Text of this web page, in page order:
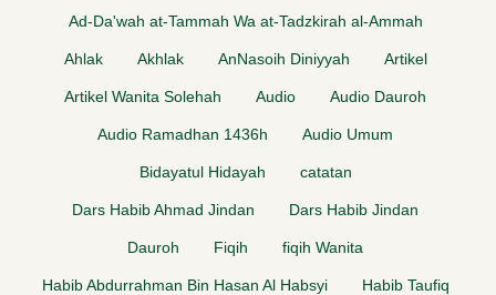
Ad-Da'wah at-Tammah Wa at-Tadzkirah al-Ammah
Ahlak Akhlak AnNasoih Diniyyah Artikel
Artikel Wanita Solehah Audio Audio Dauroh
Audio Ramadhan 1436h Audio Umum
Bidayatul Hidayah catatan
Dars Habib Ahmad Jindan Dars Habib Jindan
Dauroh Fiqih fiqih Wanita
Habib Abdurrahman Bin Hasan Al Habsyi Habib Taufiq